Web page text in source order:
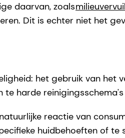
daarvan, zoals
Dit is echter niet het
het gebruik van het
harde
reactie van
huidbehoeften of te